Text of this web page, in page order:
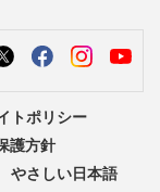
トポリシー
護方針
やさしい日本語